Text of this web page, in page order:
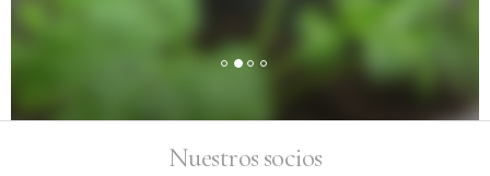
Nuestros socios